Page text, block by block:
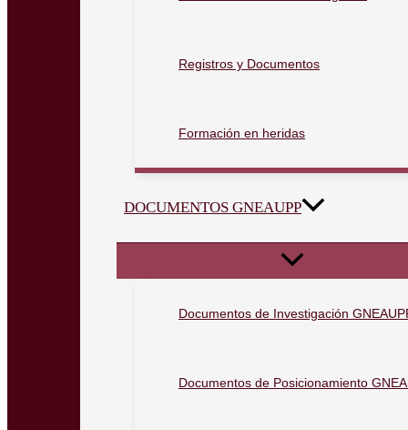
Registros y Documentos
Formación en heridas
DOCUMENTOS GNEAUPP
Documentos de Investigación
Documentos de Posicionamiento